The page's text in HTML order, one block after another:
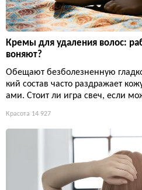
Кремы для удаления волос:
воняют?
Обещают безболезненную
кий состав часто раздражает
ами. Стоит ли игра свеч, если
Красота 14 927